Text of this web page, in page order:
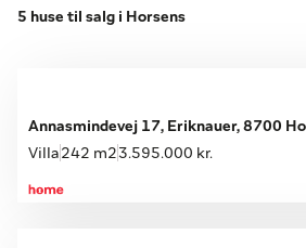
5 huse til salg i Horsens
Annasmindevej 17, Eriknauer, 8700
Villa 242 m2 3.595.000 kr.